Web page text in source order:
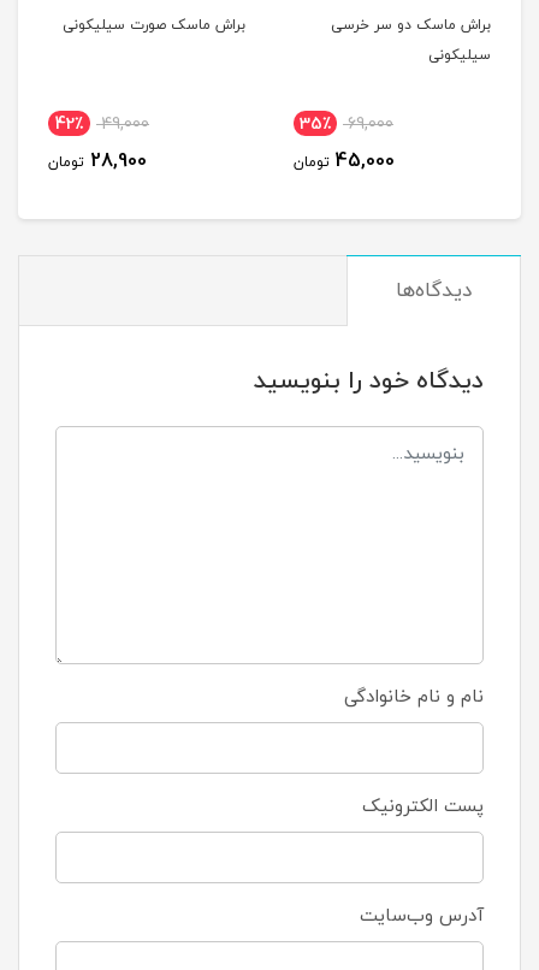
براش ماسک دو سر خرسی
سیلیکونی
69,000 35٪
45,000 تومان
براش ماسک صورت سیلیکونی
49,000 42٪
28,900 تومان
دیدگاه‌ها
دیدگاه خود را بنویسید
نام و نام خانوادگی
پست الکترونیک
آدرس وب‌سایت